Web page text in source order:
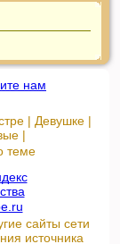
нам
| Девушке |
|
теме
сайты сети
источника